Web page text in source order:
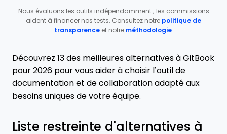
Nous évaluons les outils indépendamment ; les commissions
aident à financer nos tests. Consultez notre politique de
transparenceet notre méthodologie.
Découvrez 13 des meilleures alternatives à GitBook
pour 2026 pour vous aider à choisir l’outil de
documentation et de collaboration adapté aux
besoins uniques de votre équipe.
Liste restreinte d'alternatives à